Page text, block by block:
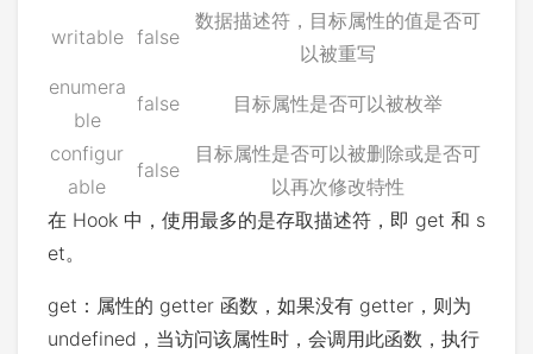
writable false
数据描述符，目标属性的值是否可
以被重写
enumera
ble
false 目标属性是否可以被枚举
configur
able
false
目标属性是否可以被删除或是否可
以再次修改特性
在 Hook 中，使用最多的是存取描述符，即 get 和 s
et。
get：属性的 getter 函数，如果没有 getter，则为
undefined，当访问该属性时，会调用此函数，执行